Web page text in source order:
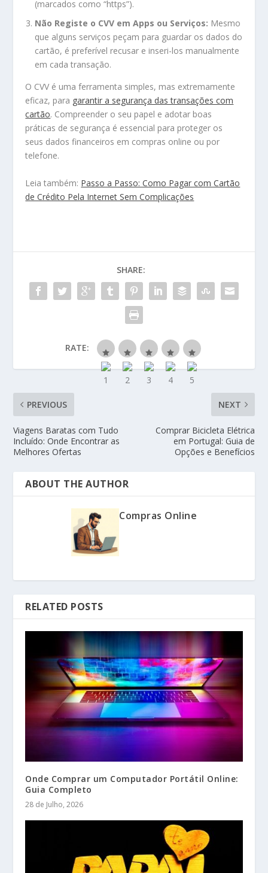
(marcados como “https”).
Não Registe o CVV em Apps ou Serviços: Mesmo
que alguns serviços peçam para guardar os dados do
cartão, é preferível recusar e inseri-los manualmente
em cada transação.
O CVV é uma ferramenta simples, mas extremamente
eficaz, para garantir a segurança das transações com
cartão. Compreender o seu papel e adotar boas
práticas de segurança é essencial para proteger os
seus dados financeiros em compras online ou por
telefone.
Leia também: Passo a Passo: Como Pagar com Cartão
de Crédito Pela Internet Sem Complicações
SHARE:
RATE:
PREVIOUS
Viagens Baratas com Tudo
Incluído: Onde Encontrar as
Melhores Ofertas
NEXT
Comprar Bicicleta Elétrica
em Portugal: Guia de
Opções e Benefícios
ABOUT THE AUTHOR
Compras Online
RELATED POSTS
Onde Comprar um Computador Portátil Online:
Guia Completo
28 de Julho, 2026